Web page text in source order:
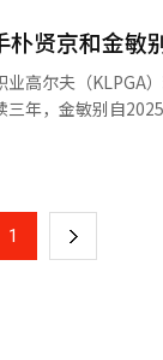
市场，以促进与K-食
道和香气，以及其
，扩大与全球消
名艺人的品牌曝光
丝的关注从SNS内
的文化与生活区域提
样被评估为全球粉丝增长迅速且短
贤京和金敏
业高尔夫（
年，金敏别自
4MATIC的支持
称的成绩。”金敏
总裁表示：“与
子公开高尔夫锦
1 下